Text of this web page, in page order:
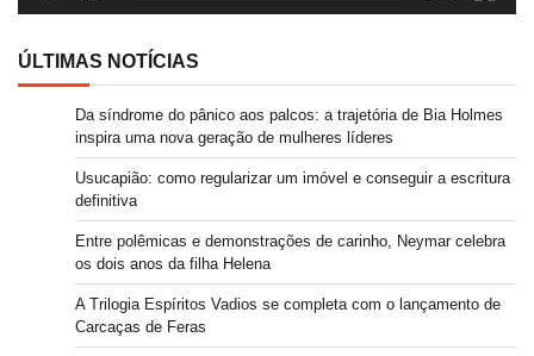
ÚLTIMAS NOTÍCIAS
Da síndrome do pânico aos palcos: a trajetória de Bia Holmes
inspira uma nova geração de mulheres líderes
Usucapião: como regularizar um imóvel e conseguir a escritura
definitiva
Entre polêmicas e demonstrações de carinho, Neymar celebra
os dois anos da filha Helena
A Trilogia Espíritos Vadios se completa com o lançamento de
Carcaças de Feras